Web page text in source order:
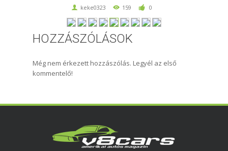
keke0323 159 0
HOZZÁSZÓLÁSOK
Még nem érkezett hozzászólás. Legyél az első
kommentelő!